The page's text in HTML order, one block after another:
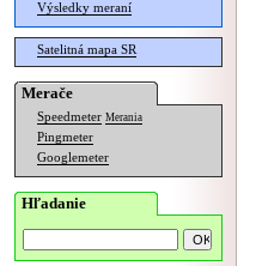
Výsledky meraní
Satelitná mapa SR
Merače
Speedmeter Merania
Pingmeter
Googlemeter
Hľadanie